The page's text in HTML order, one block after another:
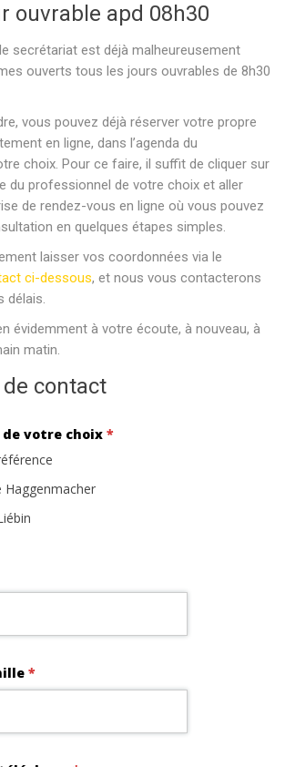
ouvrable apd 08h30
secrétariat est déjà malheureusement
ouverts tous les jours ouvrables de 8h30
vous pouvez déjà réserver votre propre
en ligne, dans l’agenda du
choix. Pour ce faire, il suffit de cliquer sur
du professionnel de votre choix et aller
de rendez-vous en ligne où vous pouvez
en quelques étapes simples.
laisser vos coordonnées via le
ci-dessous, et nous vous contacterons
délais.
évidemment à votre écoute, à nouveau, à
matin.
contact